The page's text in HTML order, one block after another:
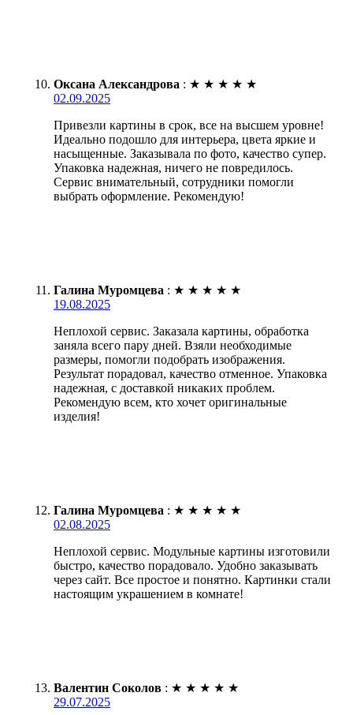
Оксана Александрова : ★ ★ ★ ★ ★
02.09.2025
Привезли картины в срок, все на высшем уровне!
Идеально подошло для интерьера, цвета яркие и
насыщенные. Заказывала по фото, качество супер.
Упаковка надежная, ничего не повредилось.
Сервис внимательный, сотрудники помогли
выбрать оформление. Рекомендую!
Галина Муромцева : ★ ★ ★ ★ ★
19.08.2025
Неплохой сервис. Заказала картины, обработка
заняла всего пару дней. Взяли необходимые
размеры, помогли подобрать изображения.
Результат порадовал, качество отменное. Упаковка
надежная, с доставкой никаких проблем.
Рекомендую всем, кто хочет оригинальные
изделия!
Галина Муромцева : ★ ★ ★ ★ ★
02.08.2025
Неплохой сервис. Модульные картины изготовили
быстро, качество порадовало. Удобно заказывать
через сайт. Все простое и понятно. Картинки стали
настоящим украшением в комнате!
Валентин Соколов : ★ ★ ★ ★ ★
29.07.2025